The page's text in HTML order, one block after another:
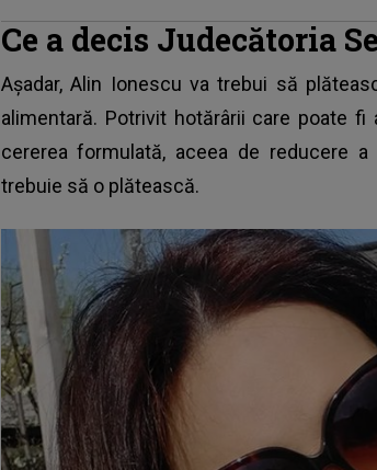
Ce a decis Judecătoria
Așadar,Alin Ionescu va trebui să
alimentară. Potrivit hotărârii care poate
cererea formulată, aceea de reducere
trebuie să o plătească.